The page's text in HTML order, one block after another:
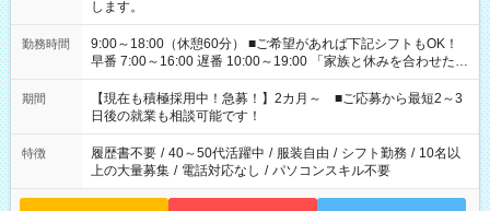
します。
勤務時間
9:00～18:00（休憩60分） ■ご希望があれば下記シフトもOK！
早番 7:00～16:00 遅番 10:00～19:00 「家族と休みを合わせた
い」 「余裕を持って夕飯の準備がしたい」 「できれば残業はし
たくない」 など、ご希望を教えてくださいね。 ※Wワーク希望
の方へ 今ご覧のお仕事で希望する勤務時間と、もう1つのお仕事
の勤務時間。 合計で週40時間を超える場合は応募できません。
期間
【現在も積極採用中！急募！】2カ月～ ■ご応募から最短2～3
日後の就業も相談可能です！
特徴 履歴書不要 / 40～50代活躍中 / 服装自由 / シフト勤務 / 10名以
上の大量募集 / 電話対応なし / パソコンスキル不要